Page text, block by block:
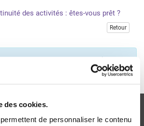
des cookies.
de personnaliser le contenu
des activités : êtes-vous prêt ?
Retour
pour accéder à cette publication